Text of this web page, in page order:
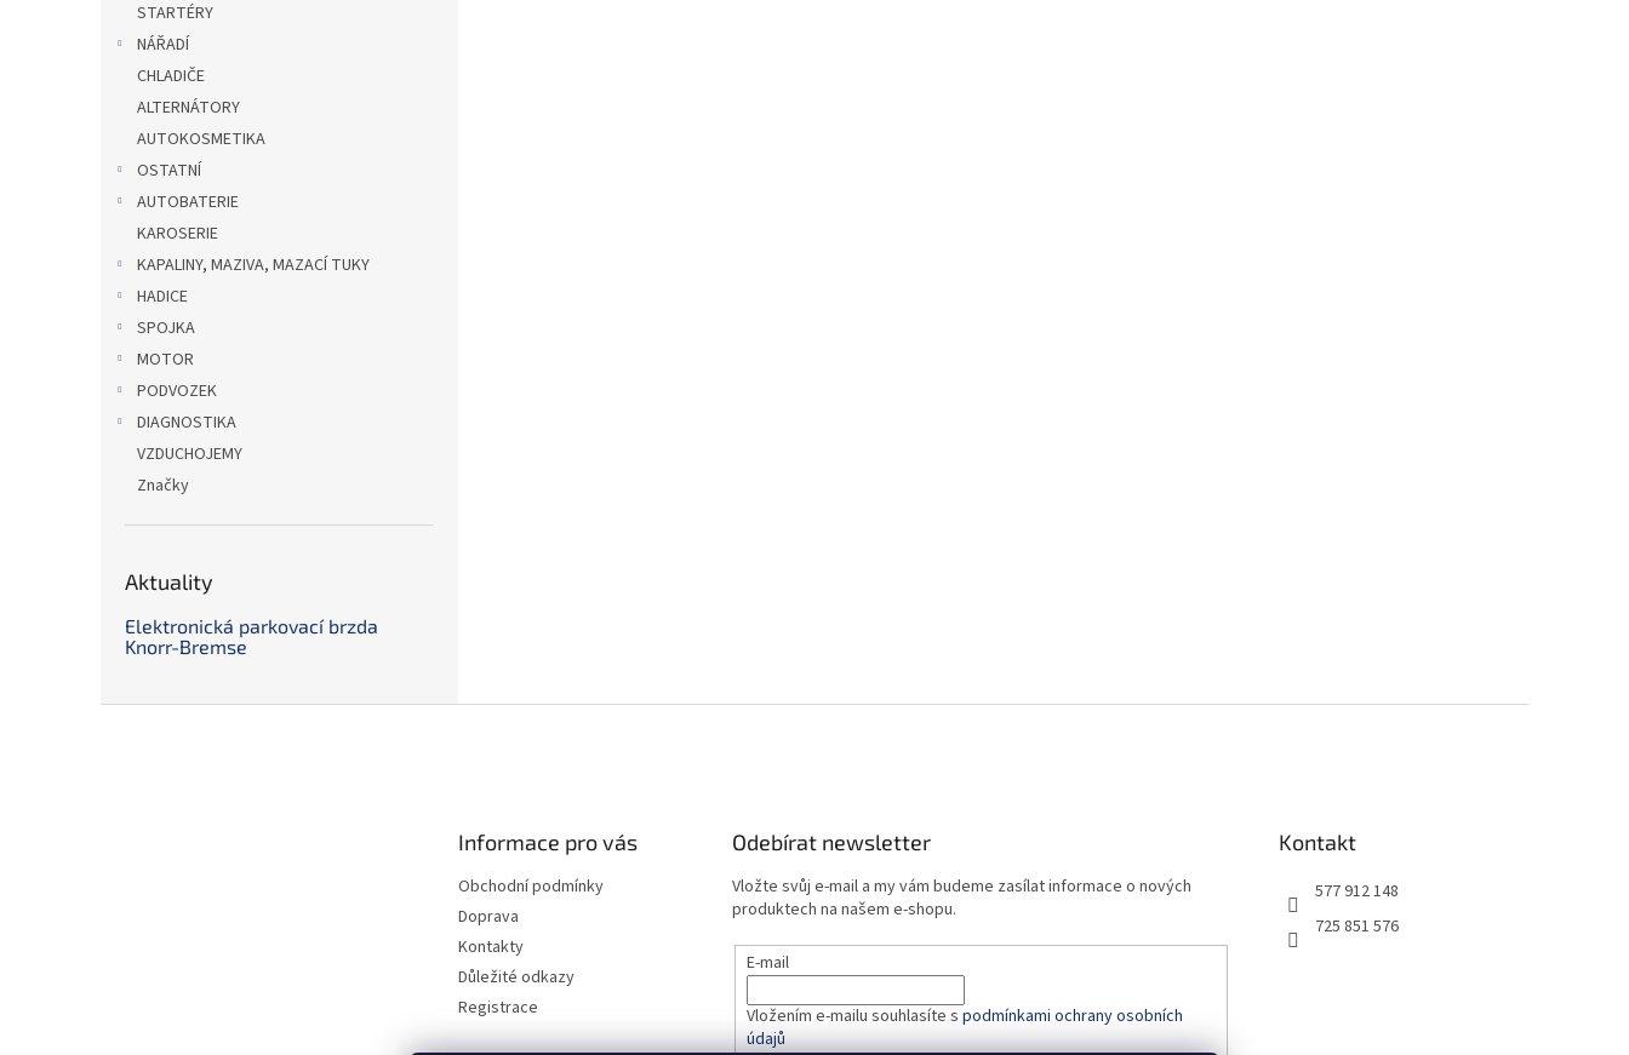
STARTÉRY
NÁŘADÍ
CHLADIČE
ALTERNÁTORY
AUTOKOSMETIKA
OSTATNÍ
AUTOBATERIE
KAROSERIE
KAPALINY, MAZIVA, MAZACÍ TUKY
HADICE
SPOJKA
MOTOR
PODVOZEK
DIAGNOSTIKA
VZDUCHOJEMY
Značky
Aktuality
Elektronická parkovací brzda
Knorr-Bremse
Informace pro vás
Obchodní podmínky
Doprava
Kontakty
Důležité odkazy
Registrace
Odebírat newsletter
Vložte svůj e-mail a my vám budeme zasílat informace o nových
produktech na našem e-shopu.
E-mail
Vložením e-mailu souhlasíte s podmínkami ochrany osobních
údajů
Kontakt
577 912 148
725 851 576